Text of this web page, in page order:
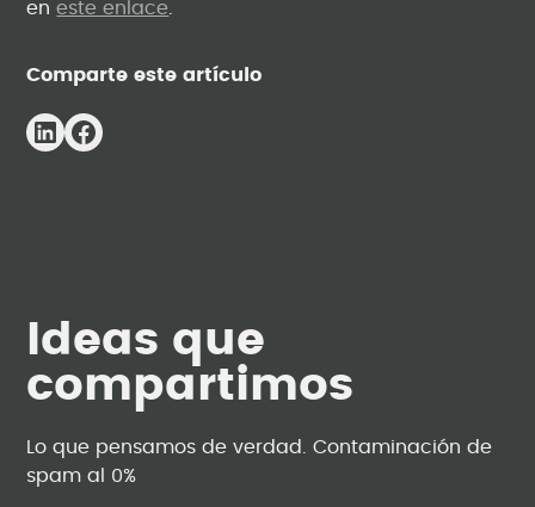
Comparte este artículo
eneste enlace
Ideas que
compartimos
Lo que pensamos de verdad. Contaminación de
spam al 0%